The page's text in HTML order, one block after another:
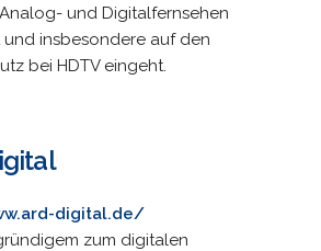
und Digitalfernsehen
insbesondere auf den
bei HDTV eingeht.
digital.de/
zum digitalen